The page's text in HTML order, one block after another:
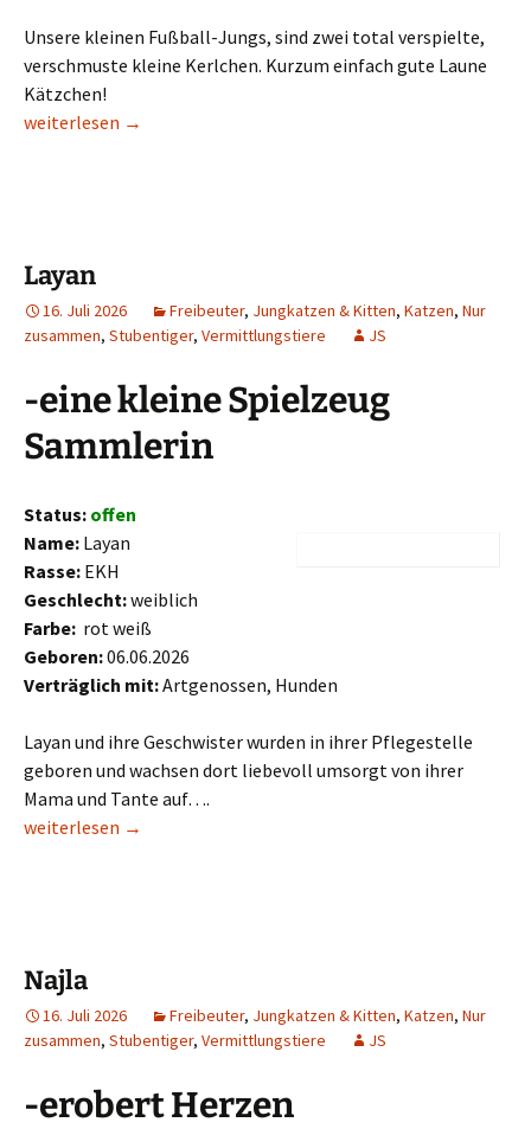
Unsere kleinen Fußball-Jungs, sind zwei total verspielte,
verschmuste kleine Kerlchen. Kurzum einfach gute Laune
Kätzchen!
Leroy & Sane
weiterlesen →
Layan
16. Juli 2026 Freibeuter, Jungkatzen & Kitten, Katzen, Nur
zusammen, Stubentiger, Vermittlungstiere JS
-eine kleine Spielzeug
Sammlerin
Status: offen
Name: Layan
Rasse: EKH
Geschlecht:weiblich
Farbe: rot weiß
Geboren:06.06.2026
Verträglich mit:Artgenossen, Hunden
Layan und ihre Geschwister wurden in ihrer Pflegestelle
geboren und wachsen dort liebevoll umsorgt von ihrer
Mama und Tante auf….
Layan
weiterlesen →
Najla
16. Juli 2026 Freibeuter, Jungkatzen & Kitten, Katzen, Nur
zusammen, Stubentiger, Vermittlungstiere JS
-erobert Herzen